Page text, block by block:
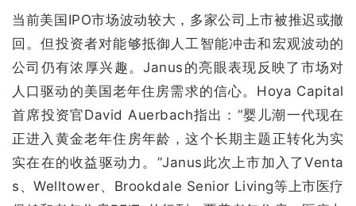
当前美国IPO市场波动较大，多家公司上市被推迟或撤
回。但投资者对能够抵御人工智能冲击和宏观波动的
公司仍有浓厚兴趣。Janus的亮眼表现反映了市场对
人口驱动的美国老年住房需求的信心。Hoya Capital
首席投资官David Auerbach指出：“婴儿潮一代现在
正进入黄金老年住房年龄，这个长期主题正转化为实
实在在的收益驱动力。”Janus此次上市加入了Venta
s、Welltower、Brookdale Senior Living等上市医疗